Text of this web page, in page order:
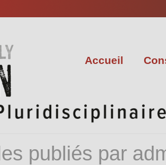
Accueil
publiés par